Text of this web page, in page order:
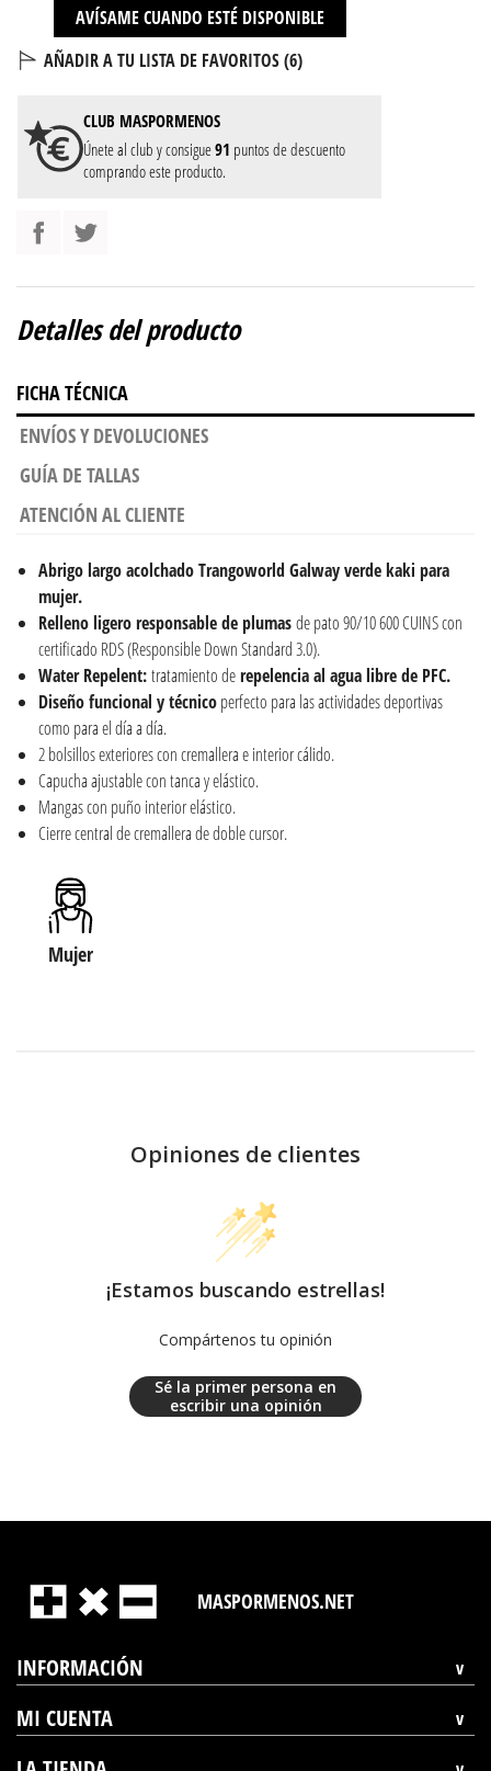
AVÍSAME CUANDO ESTÉ DISPONIBLE
AÑADIR A TU LISTA DE FAVORITOS (6)
CLUB MASPORMENOS
Únete al club y consigue91 puntos de descuento
comprando este producto.
Detalles del producto
FICHA TÉCNICA
ENVÍOS Y DEVOLUCIONES
GUÍA DE TALLAS
ATENCIÓN AL CLIENTE
Abrigo largo acolchado Trangoworld Galway verde kaki para
mujer.
Relleno ligero responsable de plumasde pato 90/10 600 CUINS con
certificado RDS (Responsible Down Standard 3.0).
Water Repelent:tratamiento derepelencia al agua libre de PFC.
Diseño funcional y técnicoperfecto para las actividades deportivas
como para el día a día.
2 bolsillos exteriores con cremallera e interior cálido.
Capucha ajustable con tanca y elástico.
Mangas con puño interior elástico.
Cierre central de cremallera de doble cursor.
Mujer
Opiniones de clientes
¡Estamos buscando estrellas!
Compártenos tu opinión
Sé la primer persona en
escribir una opinión
MASPORMENOS.NET
INFORMACIÓN
MI CUENTA